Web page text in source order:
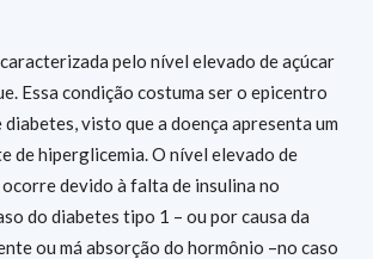
pelo nível elevado de açúcar
Essa condição costuma ser o epicentro
visto que a doença apresenta um
de hiperglicemia. O nível elevado de
devido à falta de insulina no
do diabetes tipo 1 – ou por causa da
ou má absorção do hormônio –no caso